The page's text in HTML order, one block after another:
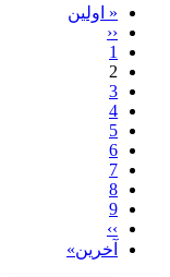
Pagination
« اولین
‹‹
1
2
3
4
5
6
7
8
9
››
بعد
آخرین»